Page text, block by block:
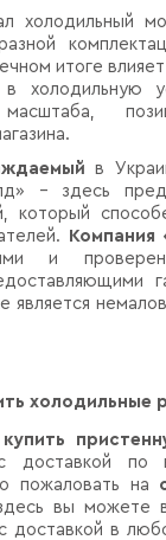
холодильный
итоге
в холодильную
в
- здесь
который
Компания
и
является
холодильные
доставкой по
пожаловать на
вы можете
доставкой в